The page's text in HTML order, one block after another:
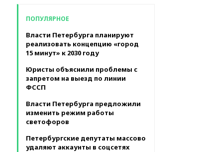
ПОПУЛЯРНОЕ
Власти Петербурга планируют
реализовать концепцию «город
15 минут» к 2030 году
Юристы объяснили проблемы с
запретом на выезд по линии
ФССП
Власти Петербурга предложили
изменить режим работы
светофоров
Петербургские депутаты массово
удаляют аккаунты в соцсетях